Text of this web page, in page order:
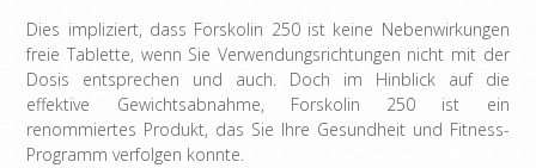
Dies impliziert, dass Forskolin 250 ist keine Nebenwirkungen
freie Tablette, wenn Sie Verwendungsrichtungen nicht mit der
Dosis entsprechen und auch. Doch im Hinblick auf die
effektive Gewichtsabnahme, Forskolin 250 ist ein
renommiertes Produkt, das Sie Ihre Gesundheit und Fitness-
Programm verfolgen konnte.